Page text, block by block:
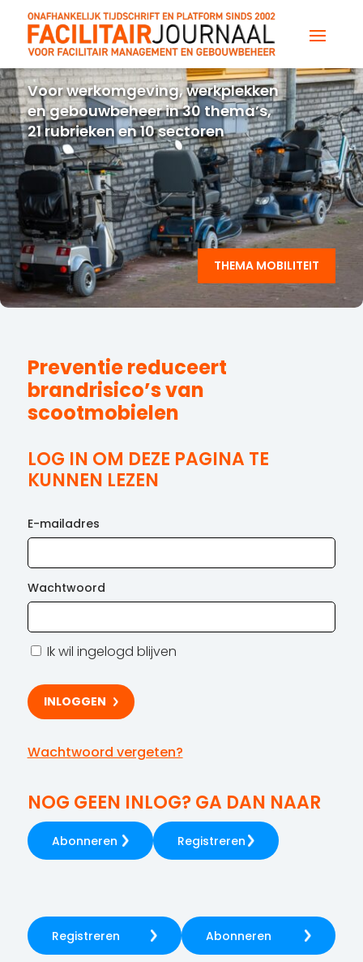
Voor werkomgeving, werkplekken
en gebouwbeheer in 30 thema’s,
21 rubrieken en 10 sectoren
THEMA MOBILITEIT
Preventie reduceert
brandrisico’s van
scootmobielen
LOG IN OM DEZE PAGINA TE
KUNNEN LEZEN
E-mailadres
Wachtwoord
Ik wil ingelogd blijven
Wachtwoord vergeten?
NOG GEEN INLOG? GA DAN NAAR
Abonneren Registreren
Registreren Abonneren